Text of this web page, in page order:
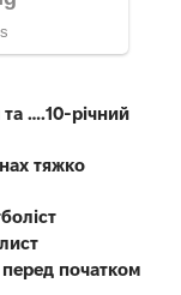
та ….10-річний
тяжко
початком